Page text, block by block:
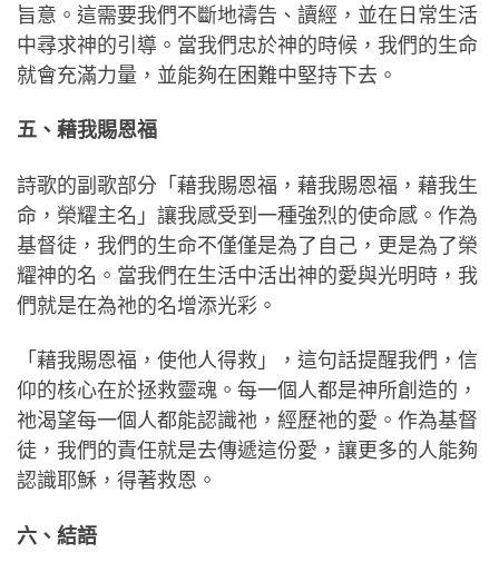
旨意。這需要我們不斷地禱告、讀經，並在日常生活
中尋求神的引導。當我們忠於神的時候，我們的生命
就會充滿力量，並能夠在困難中堅持下去。
五、藉我賜恩福
詩歌的副歌部分「藉我賜恩福，藉我賜恩福，藉我生
命，榮耀主名」讓我感受到一種強烈的使命感。作為
基督徒，我們的生命不僅僅是為了自己，更是為了榮
耀神的名。當我們在生活中活出神的愛與光明時，我
們就是在為祂的名增添光彩。
「藉我賜恩福，使他人得救」，這句話提醒我們，信
仰的核心在於拯救靈魂。每一個人都是神所創造的，
祂渴望每一個人都能認識祂，經歷祂的愛。作為基督
徒，我們的責任就是去傳遞這份愛，讓更多的人能夠
認識耶穌，得著救恩。
六、結語